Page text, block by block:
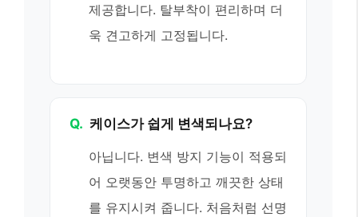
제공합니다. 탈부착이 편리하며 더
욱 견고하게 고정됩니다.
Q. 케이스가 쉽게 변색되나요?
아닙니다. 변색 방지 기능이 적용되
어 오랫동안 투명하고 깨끗한 상태
를 유지시켜 줍니다. 처음처럼 선명